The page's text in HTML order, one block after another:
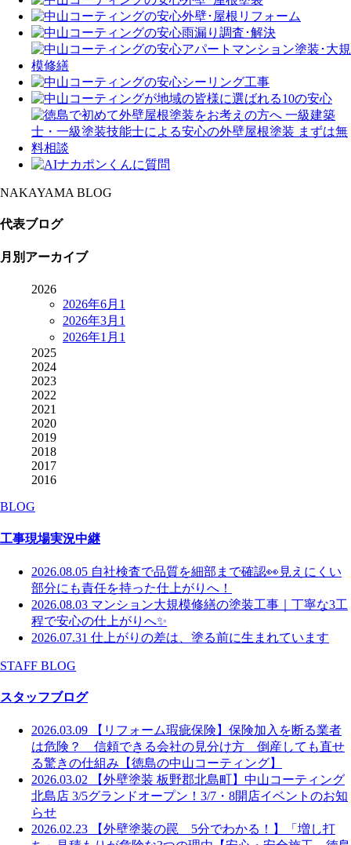
NAKAYAMA BLOG
代表ブログ
月別アーカイブ
2026
2026年6月 1
2026年3月 1
2026年1月 1
2025
2024
2023
2022
2021
2020
2019
2018
2017
2016
BLOG
工事現場実況中継
2026.08.05 自社検査で品質を細部まで確認👀見えにくい
部分にも責任を持った仕上がりへ！
2026.08.03 マンション大規模修繕の塗装工事｜丁寧な3工
程で安心の仕上がりへ✨
2026.07.31 仕上がりの差は、塗る前に生まれています
STAFF BLOG
スタッフブログ
2026.03.09
【リフォーム瑕疵保険】保険加入を断る業者
は危険？ 信頼できる会社の見分け方 倒産しても直せ
る驚きの仕組み【徳島の中山コーティング】
2026.03.02
【外壁塗装 板野郡北島町】中山コーティング
北島店 3/5グランドオープン！3/7・8開店イベントのお知
らせ
2026.02.23
【外壁塗装の罠 5分でわかる！】「増し打